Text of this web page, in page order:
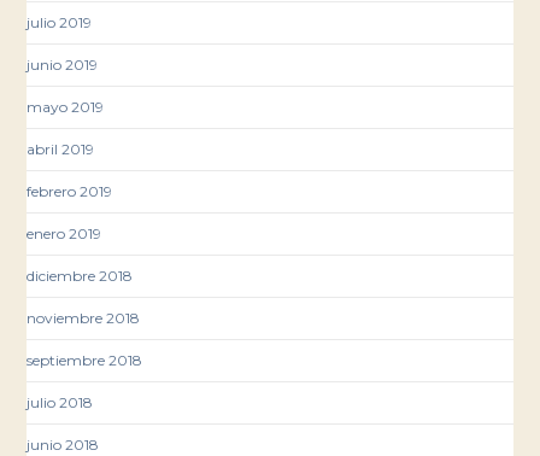
julio 2019
junio 2019
mayo 2019
abril 2019
febrero 2019
enero 2019
diciembre 2018
noviembre 2018
septiembre 2018
julio 2018
junio 2018